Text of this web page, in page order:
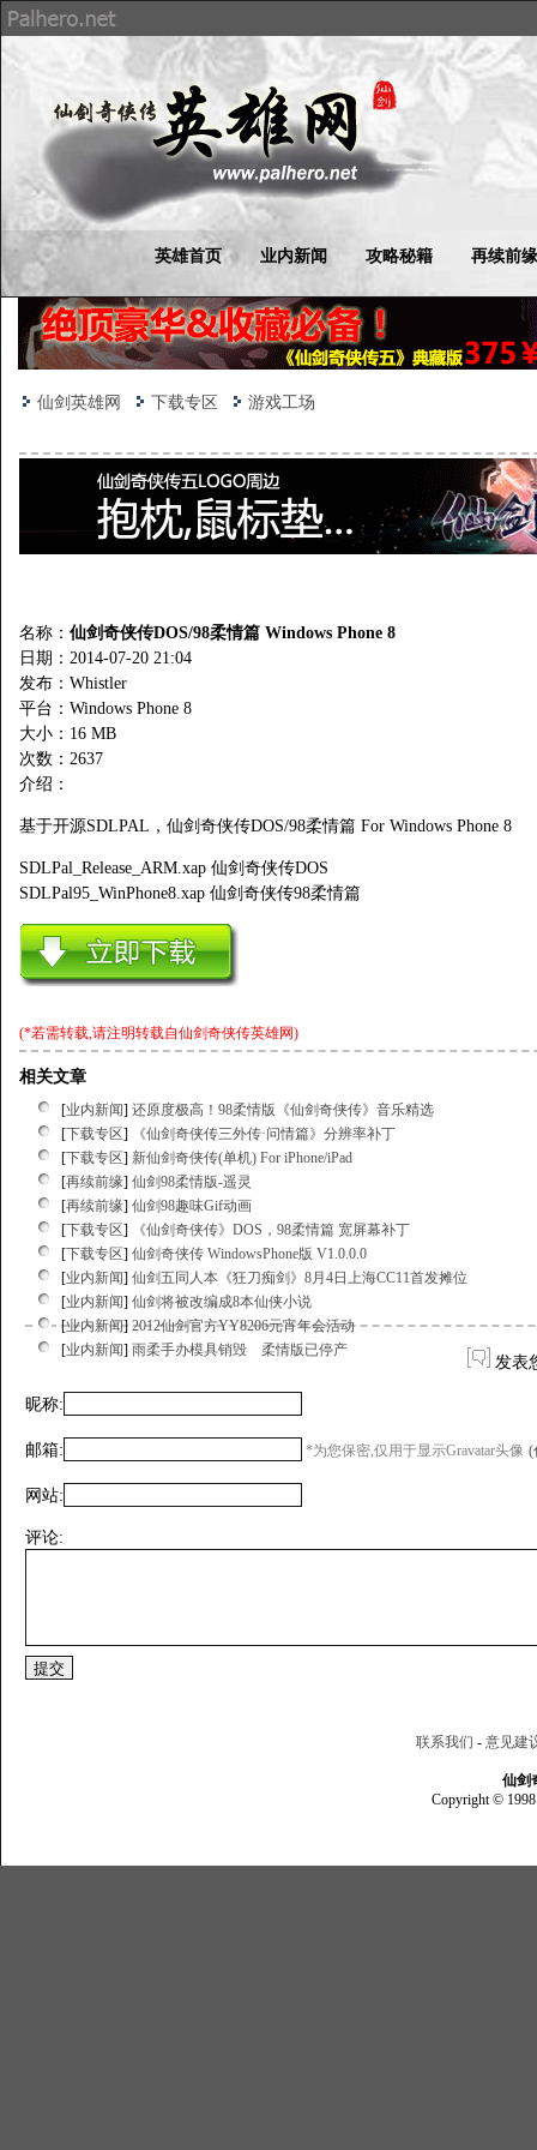
英雄首页 业内新闻 攻略秘籍 再续前缘
仙剑英雄网 下载专区 游戏工场
名称： 仙剑奇侠传DOS/98柔情篇 Windows Phone 8
日期：2014-07-20 21:04
发布：Whistler
平台：Windows Phone 8
大小：16 MB
次数： 2637
介绍：
基于开源SDLPAL，仙剑奇侠传DOS/98柔情篇 For Windows Phone 8
SDLPal_Release_ARM.xap 仙剑奇侠传DOS
SDLPal95_WinPhone8.xap 仙剑奇侠传98柔情篇
(*若需转载,请注明转载自仙剑奇侠传英雄网)
相关文章
[业内新闻] 还原度极高！98柔情版《仙剑奇侠传》音乐精选
[下载专区]
《仙剑奇侠传三外传·问情篇》分辨率补丁
[下载专区] 新仙剑奇侠传(单机) For iPhone/iPad
[再续前缘] 仙剑98柔情版-遥灵
[再续前缘] 仙剑98趣味Gif动画
[下载专区]
《仙剑奇侠传》DOS，98柔情篇 宽屏幕补丁
[下载专区] 仙剑奇侠传 WindowsPhone版 V1.0.0.0
[业内新闻] 仙剑五同人本《狂刀痴剑》8月4日上海CC11首发摊位
[业内新闻] 仙剑将被改编成8本仙侠小说
[业内新闻] 2012仙剑官方YY8206元宵年会活动
[业内新闻] 雨柔手办模具销毁 柔情版已停产
发表
昵称:
邮箱: *为您保密,仅用于显示Gravatar头像 (
网站:
评论:
联系我们 - 意见建
仙剑
Copyright © 1998